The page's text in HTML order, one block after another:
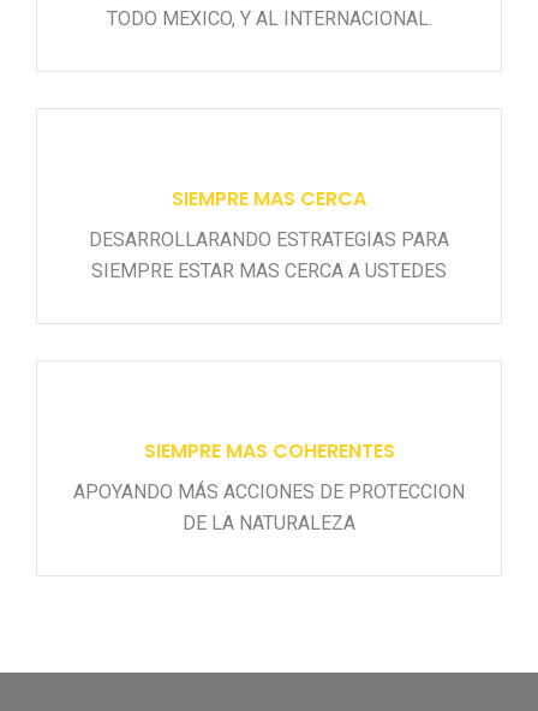
TODO MEXICO, Y AL INTERNACIONAL.
SIEMPRE MAS CERCA
DESARROLLARANDO ESTRATEGIAS PARA
SIEMPRE ESTAR MAS CERCA A USTEDES
SIEMPRE MAS COHERENTES
APOYANDO MÁS ACCIONES DE PROTECCION
DE LA NATURALEZA